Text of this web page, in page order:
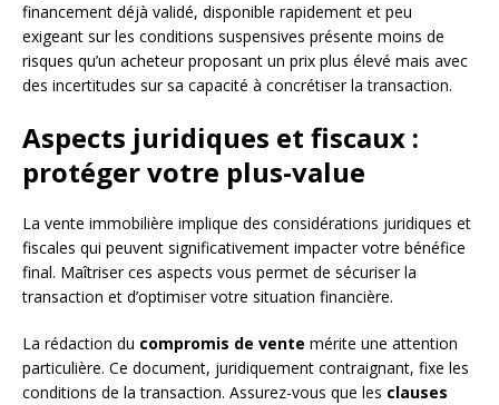
financement déjà validé, disponible rapidement et peu
exigeant sur les conditions suspensives présente moins de
risques qu’un acheteur proposant un prix plus élevé mais avec
des incertitudes sur sa capacité à concrétiser la transaction.
Aspects juridiques et fiscaux :
protéger votre plus-value
La vente immobilière implique des considérations juridiques et
fiscales qui peuvent significativement impacter votre bénéfice
final. Maîtriser ces aspects vous permet de sécuriser la
transaction et d’optimiser votre situation financière.
La rédaction du compromis de vente mérite une attention
particulière. Ce document, juridiquement contraignant, fixe les
conditions de la transaction. Assurez-vous que les clauses